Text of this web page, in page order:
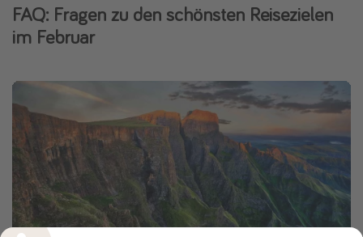
FAQ: Fragen zu den schönsten Reisezielen
im Februar